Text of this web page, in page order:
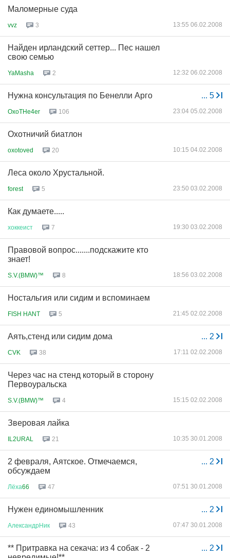
Маломерные суда
vvz 3 13:55 06.02.2008
Найден ирландский сеттер... Пес нашел
свою семью
YaMasha 2 12:32 06.02.2008
... 5
Нужна консультация по Бенелли Арго
OxoTHe4er 106 23:04 05.02.2008
Охотничий биатлон
oxotoved 20 10:15 04.02.2008
Леса около Хрустальной.
forest 5 23:50 03.02.2008
Как думаете.....
хоккеист 7 19:30 03.02.2008
Правовой вопрос.......подскажите кто
знает!
S.V.(BMW)™ 8 18:56 03.02.2008
Ностальгия или сидим и вспоминаем
FISH HANT 5 21:45 02.02.2008
... 2
Аять,стенд или сидим дома
CVK 38 17:11 02.02.2008
Через час на стенд который в сторону
Первоуральска
S.V.(BMW)™ 4 15:15 02.02.2008
Зверовая лайка
IL2URAL 21 10:35 30.01.2008
... 2
2 февраля, Аятское. Отмечаемся,
обсуждаем
Лёха66 47 07:51 30.01.2008
... 2
Нужен единомышленник
АлександрНик 43 07:47 30.01.2008
... 2
** Притравка на секача: из 4 собак - 2